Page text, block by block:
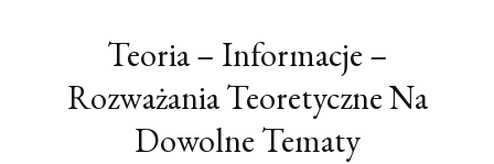
Teoria – Informacje –
Rozważania Teoretyczne Na
Dowolne Tematy